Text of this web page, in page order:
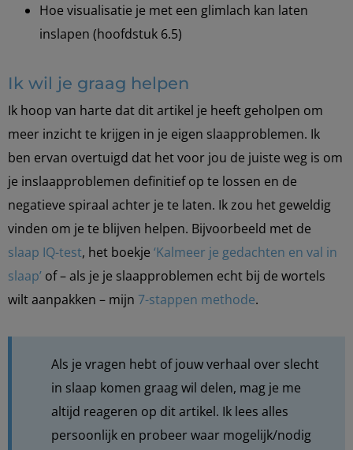
Hoe visualisatie je met een glimlach kan laten
inslapen (hoofdstuk 6.5)
Ik wil je graag helpen
Ik hoop van harte dat dit artikel je heeft geholpen om
meer inzicht te krijgen in je eigen slaapproblemen. Ik
ben ervan overtuigd dat het voor jou de juiste weg is om
je inslaapproblemen definitief op te lossen en de
negatieve spiraal achter je te laten. Ik zou het geweldig
vinden om je te blijven helpen. Bijvoorbeeld met de
slaap IQ-test, het boekje ‘Kalmeer je gedachten en val in
slaap’ of – als je je slaapproblemen echt bij de wortels
wilt aanpakken – mijn 7-stappen methode.
Als je vragen hebt of jouw verhaal over slecht
in slaap komen graag wil delen, mag je me
altijd reageren op dit artikel. Ik lees alles
persoonlijk en probeer waar mogelijk/nodig